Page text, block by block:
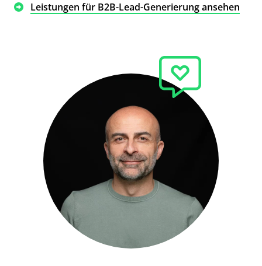
Leistungen für B2B-Lead-Generierung ansehen